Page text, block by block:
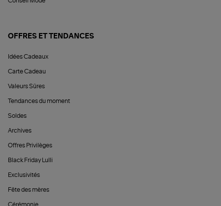
OFFRES ET TENDANCES
Idées Cadeaux
Carte Cadeau
Valeurs Sûres
Tendances du moment
Soldes
Archives
Offres Privilèges
Black Friday Lulli
Exclusivités
Fête des mères
Cérémonie